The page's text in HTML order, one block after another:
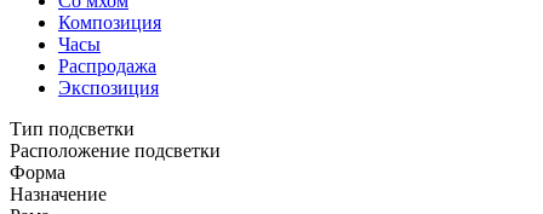
Композиция
Часы
Распродажа
Экспозиция
Тип подсветки
Расположение подсветки
Форма
Назначение